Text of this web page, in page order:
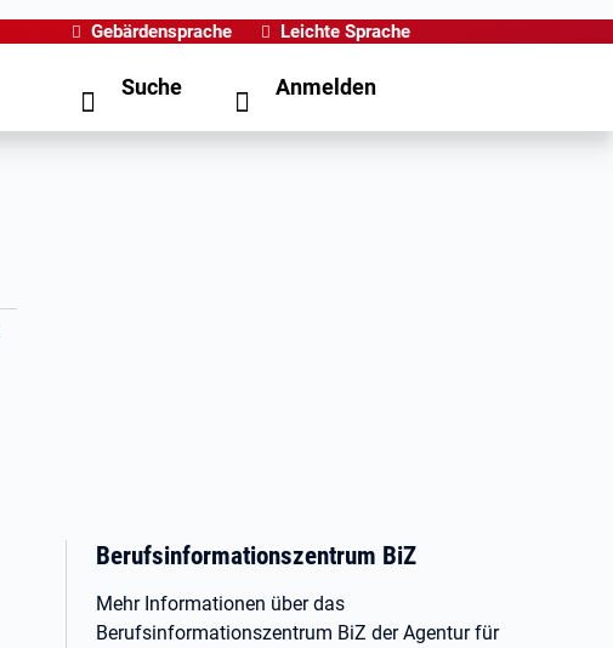
Gebärdensprache Leichte Sprache
Suche Anmelden
Berufsinformationszentrum BiZ
Mehr Informationen über das
Berufsinformationszentrum BiZ der Agentur für